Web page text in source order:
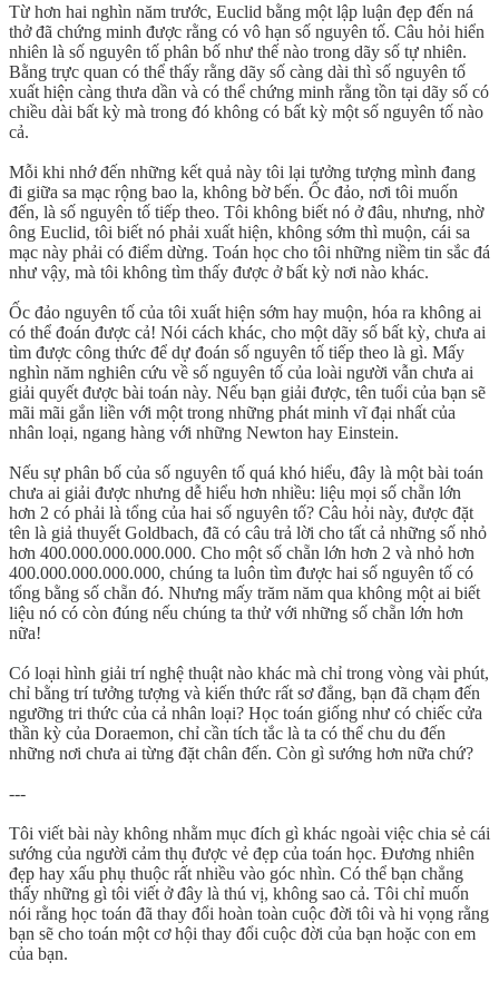
Từ hơn hai nghìn năm trước, Euclid bằng một lập luận đẹp đến ná
thở đã chứng minh được rằng có vô hạn số nguyên tố. Câu hỏi hiển
nhiên là số nguyên tố phân bố như thế nào trong dãy số tự nhiên.
Bằng trực quan có thể thấy rằng dãy số càng dài thì số nguyên tố
xuất hiện càng thưa dần và có thể chứng minh rằng tồn tại dãy số có
chiều dài bất kỳ mà trong đó không có bất kỳ một số nguyên tố nào
cả.
Mỗi khi nhớ đến những kết quả này tôi lại tưởng tượng mình đang
đi giữa sa mạc rộng bao la, không bờ bến. Ốc đảo, nơi tôi muốn
đến, là số nguyên tố tiếp theo. Tôi không biết nó ở đâu, nhưng, nhờ
ông Euclid, tôi biết nó phải xuất hiện, không sớm thì muộn, cái sa
mạc này phải có điểm dừng. Toán học cho tôi những niềm tin sắc đá
như vậy, mà tôi không tìm thấy được ở bất kỳ nơi nào khác.
Ốc đảo nguyên tố của tôi xuất hiện sớm hay muộn, hóa ra không ai
có thể đoán được cả! Nói cách khác, cho một dãy số bất kỳ, chưa ai
tìm được công thức để dự đoán số nguyên tố tiếp theo là gì. Mấy
nghìn năm nghiên cứu về số nguyên tố của loài người vẫn chưa ai
giải quyết được bài toán này. Nếu bạn giải được, tên tuổi của bạn sẽ
mãi mãi gắn liền với một trong những phát minh vĩ đại nhất của
nhân loại, ngang hàng với những Newton hay Einstein.
Nếu sự phân bố của số nguyên tố quá khó hiểu, đây là một bài toán
chưa ai giải được nhưng dễ hiểu hơn nhiều: liệu mọi số chẵn lớn
hơn 2 có phải là tổng của hai số nguyên tố? Câu hỏi này, được đặt
tên là giả thuyết Goldbach, đã có câu trả lời cho tất cả những số nhỏ
hơn 400.000.000.000.000. Cho một số chẵn lớn hơn 2 và nhỏ hơn
400.000.000.000.000, chúng ta luôn tìm được hai số nguyên tố có
tổng bằng số chẵn đó. Nhưng mấy trăm năm qua không một ai biết
liệu nó có còn đúng nếu chúng ta thử với những số chẵn lớn hơn
nữa!
Có loại hình giải trí nghệ thuật nào khác mà chỉ trong vòng vài phút,
chỉ bằng trí tưởng tượng và kiến thức rất sơ đẳng, bạn đã chạm đến
ngưỡng tri thức của cả nhân loại? Học toán giống như có chiếc cửa
thần kỳ của Doraemon, chỉ cần tích tắc là ta có thể chu du đến
những nơi chưa ai từng đặt chân đến. Còn gì sướng hơn nữa chứ?
---
Tôi viết bài này không nhằm mục đích gì khác ngoài việc chia sẻ cái
sướng của người cảm thụ được vẻ đẹp của toán học. Đương nhiên
đẹp hay xấu phụ thuộc rất nhiều vào góc nhìn. Có thể bạn chẳng
thấy những gì tôi viết ở đây là thú vị, không sao cả. Tôi chỉ muốn
nói rằng học toán đã thay đổi hoàn toàn cuộc đời tôi và hi vọng rằng
bạn sẽ cho toán một cơ hội thay đổi cuộc đời của bạn hoặc con em
của bạn.